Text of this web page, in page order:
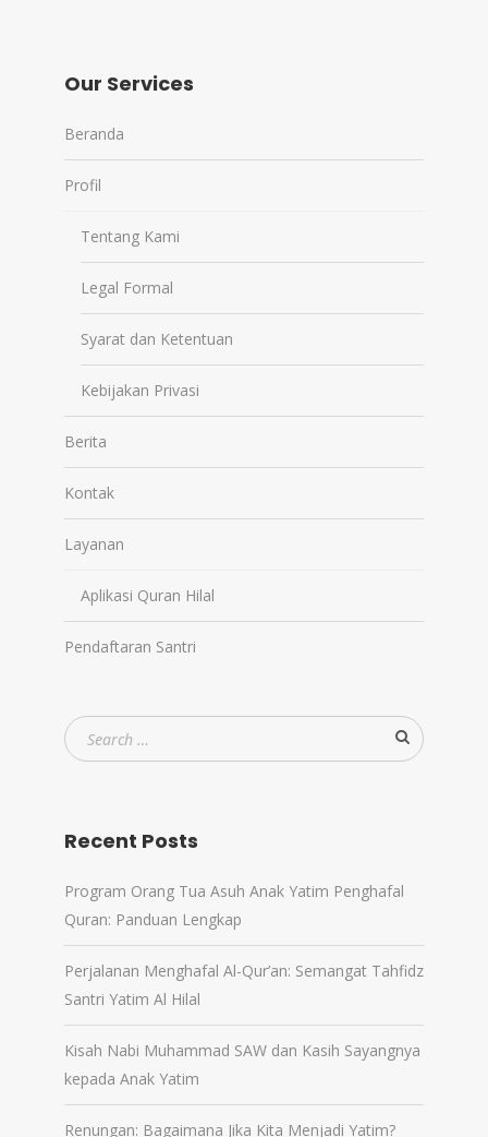
Our Services
Beranda
Profil
Tentang Kami
Legal Formal
Syarat dan Ketentuan
Kebijakan Privasi
Berita
Kontak
Layanan
Aplikasi Quran Hilal
Pendaftaran Santri
Recent Posts
Program Orang Tua Asuh Anak Yatim Penghafal
Quran: Panduan Lengkap
Perjalanan Menghafal Al-Qur’an: Semangat Tahfidz
Santri Yatim Al Hilal
Kisah Nabi Muhammad SAW dan Kasih Sayangnya
kepada Anak Yatim
Renungan: Bagaimana Jika Kita Menjadi Yatim?